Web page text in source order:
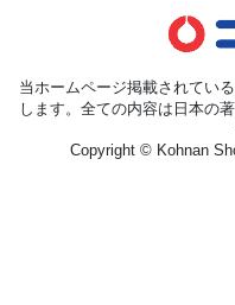
当ホームページ掲載されてい
します。全ての内容は日本の
Copyright © Kohnan